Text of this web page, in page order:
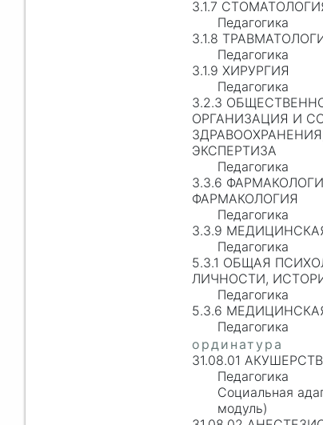
3.1.7
Педагогика
3.1.8
Педагогика
3.1.9 ХИРУРГИЯ
Педагогика
3.2.3
ОРГАНИЗАЦИЯ И
ЭКСПЕРТИЗА
Педагогика
3.3.6
ФАРМАКОЛОГИЯ
Педагогика
3.3.9
Педагогика
5.3.1 ОБЩАЯ
ЛИЧНОСТИ,
Педагогика
5.3.6
Педагогика
31.08.01
Педагогика
Социальная
модуль)